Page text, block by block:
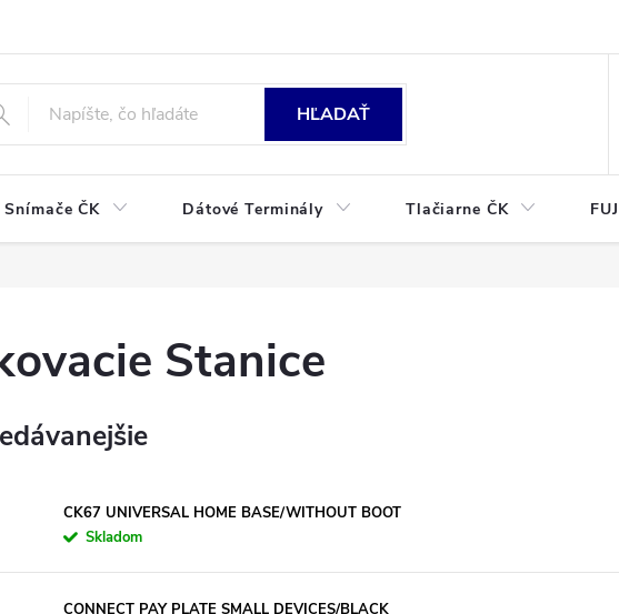
HĽADAŤ
ČK Dátové Terminály Tlačiarne ČK
Stanice
CK67 UNIVERSAL HOME BASE/WITHOUT BOOT
Skladom
CONNECT PAY PLATE SMALL DEVICES/BLACK